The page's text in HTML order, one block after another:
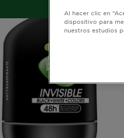
Al hacer clic en
dispositivo para
nuestros estudios